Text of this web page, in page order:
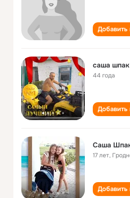
Добавить
саша шпак
44 года
Добавить
Саша
17 лет,
Добавить